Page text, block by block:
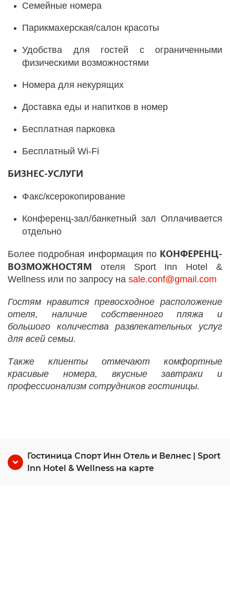
Семейные номера
Парикмахерская/салон красоты
Удобства для гостей с ограниченными
физическими возможностями
Номера для некурящих
Доставка еды и напитков в номер
Бесплатная парковка
Бесплатный Wi-Fi
БИЗНЕС-УСЛУГИ
Факс/ксерокопирование
Конференц-зал/банкетный зал Оплачивается
отдельно
Более подробная информация по КОНФЕРЕНЦ-
ВОЗМОЖНОСТЯМ
отеля Sport Inn Hotel &
Wellness или по запросу на sale.conf@gmail.com
Гостям нравится превосходное расположение
отеля, наличие собственного пляжа и
большого количества развлекательных услуг
для всей семьи.
Также клиенты отмечают комфортные
красивые номера, вкусные завтраки и
профессионализм сотрудников гостиницы.
Гостиница Спорт Инн Отель и Велнес | Sport
Inn Hotel & Wellness на карте